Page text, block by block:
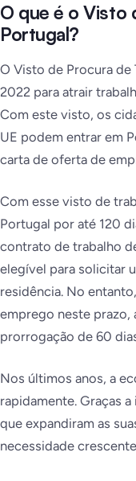
O que é o Visto
Portugal?
O Visto de Procura
2022 para atrair
Com este visto, os
UE podem entrar em
carta de oferta de
Com esse visto de
Portugal por até 120
contrato de trabalho
elegível para solicitar
residência. No
emprego neste prazo,
prorrogação de 60
Nos últimos anos, a
rapidamente. Graças
que expandiram as
necessidade